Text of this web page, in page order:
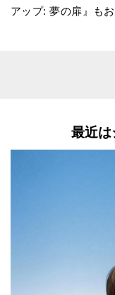
アップ: 夢の扉』もお
最近は